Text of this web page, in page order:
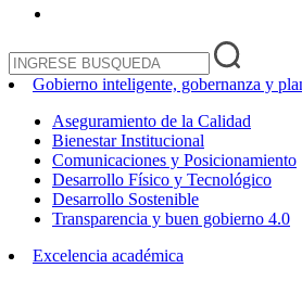
Gobierno inteligente, gobernanza y
Aseguramiento de la Calidad
Bienestar Institucional
Comunicaciones y Posicionamiento
Desarrollo Físico y Tecnológico
Desarrollo Sostenible
Transparencia y buen gobierno 4.0
Excelencia académica